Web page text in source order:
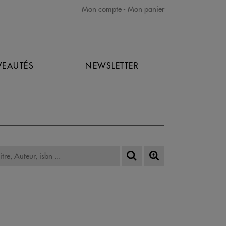
Mon compte Mon panier
NEWSLETTER